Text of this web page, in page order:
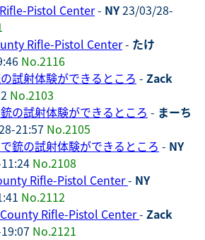
Pistol Center- NY23/03/28-
Rifle-Pistol Center- たけ
No.2116
試射体験ができるところ - Zack
No.2103
の試射体験ができるところ - まーち
21:57 No.2105
銃の試射体験ができるところ - NY
No.2108
Rifle-Pistol Center- NY
No.2112
Rifle-Pistol Center- Zack
No.2121